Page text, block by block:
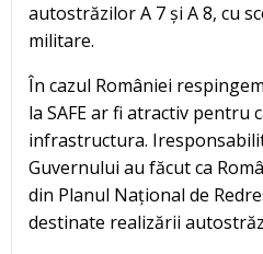
autostrăzilor A 7 și A 8, cu
militare.
În cazul României
la SAFE ar fi atractiv pentru
infrastructura.
Guvernului au făcut ca
din Planul Național de
destinate realizării